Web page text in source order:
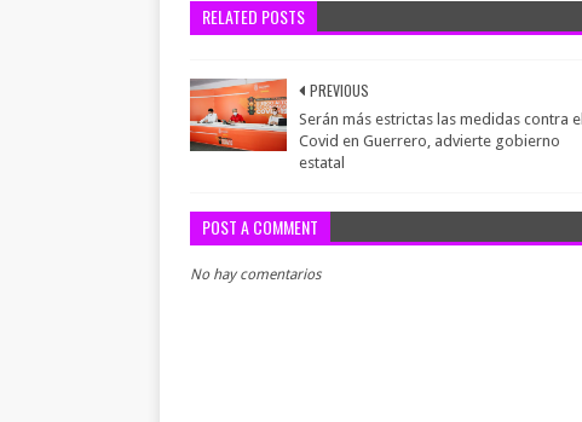
RELATED POSTS
PREVIOUS
Serán más estrictas las medidas contra el
Covid en Guerrero, advierte gobierno
estatal
POST A COMMENT
No hay comentarios